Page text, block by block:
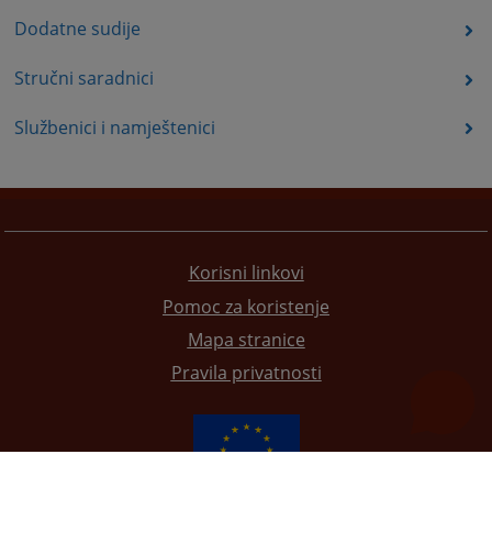
Dodatne sudije
Stručni saradnici
Službenici i namještenici
Korisni linkovi
Pomoc za koristenje
Mapa stranice
Pravila privatnosti